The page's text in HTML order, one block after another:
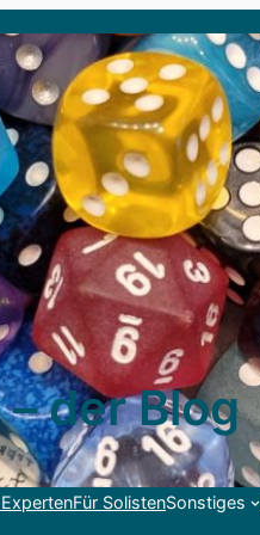
der Blog
Für SolistenSonstiges